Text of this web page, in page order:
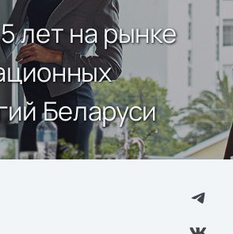
лет на рынке
Беларуси